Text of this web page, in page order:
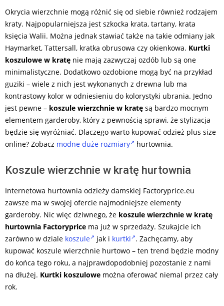
Okrycia wierzchnie mogą różnić się od siebie również rodzajem
kraty. Najpopularniejsza jest szkocka krata, tartany, krata
księcia Walii. Można jednak stawiać także na takie odmiany jak
Haymarket, Tattersall, kratka obrusowa czy okienkowa. Kurtki
koszulowe w kratę nie mają zazwyczaj ozdób lub są one
minimalistyczne. Dodatkowo ozdobione mogą być na przykład
guziki – wiele z nich jest wykonanych z drewna lub ma
kontrastowy kolor w odniesieniu do kolorystyki ubrania. Jedno
jest pewne – koszule wierzchnie w kratę są bardzo mocnym
elementem garderoby, który z pewnością sprawi, że stylizacja
będzie się wyróżniać. Dlaczego warto kupować odzież plus size
online? Zobacz modne duże rozmiary hurtownia.
Koszule wierzchnie w kratę hurtownia
Internetowa hurtownia odzieży damskiej Factoryprice.eu
zawsze ma w swojej ofercie najmodniejsze elementy
garderoby. Nic więc dziwnego, że koszule wierzchnie w kratę
hurtownia Factoryprice ma już w sprzedaży. Szukajcie ich
zarówno w dziale koszule jak i kurtki . Zachęcamy, aby
kupować koszule wierzchnie hurtowo – ten trend będzie modny
do końca tego roku, a najprawdopodobniej pozostanie z nami
na dłużej. Kurtki koszulowe można oferować niemal przez cały
rok.